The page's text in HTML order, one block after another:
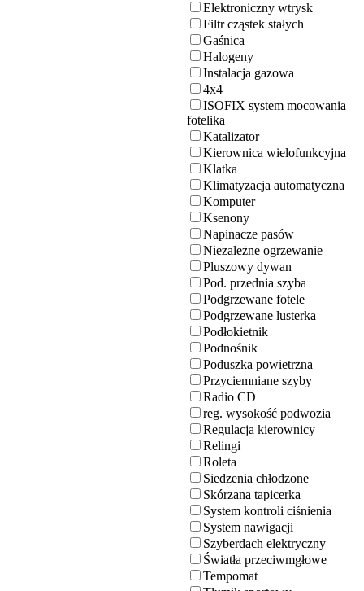
Elektroniczny wtrysk
Filtr cząstek stałych
Gaśnica
Halogeny
Instalacja gazowa
4x4
ISOFIX system mocowania
fotelika
Katalizator
Kierownica wielofunkcyjna
Klatka
Klimatyzacja automatyczna
Komputer
Ksenony
Napinacze pasów
Niezależne ogrzewanie
Pluszowy dywan
Pod. przednia szyba
Podgrzewane fotele
Podgrzewane lusterka
Podłokietnik
Podnośnik
Poduszka powietrzna
Przyciemniane szyby
Radio CD
reg. wysokość podwozia
Regulacja kierownicy
Relingi
Roleta
Siedzenia chłodzone
Skórzana tapicerka
System kontroli ciśnienia
System nawigacji
Szyberdach elektryczny
Światła przeciwmgłowe
Tempomat